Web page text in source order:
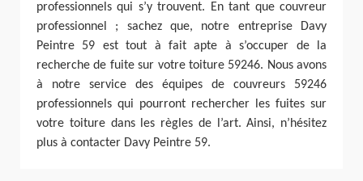
professionnels qui s’y trouvent. En tant que couvreur
professionnel ; sachez que, notre entreprise Davy
Peintre 59 est tout à fait apte à s’occuper de la
recherche de fuite sur votre toiture 59246. Nous avons
à notre service des équipes de couvreurs 59246
professionnels qui pourront rechercher les fuites sur
votre toiture dans les règles de l’art. Ainsi, n’hésitez
plus à contacter Davy Peintre 59.